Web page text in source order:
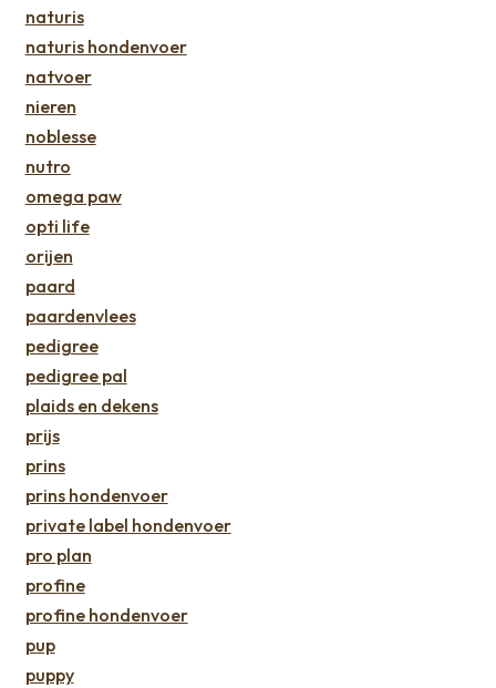
naturis
naturis hondenvoer
natvoer
nieren
noblesse
nutro
omega paw
opti life
orijen
paard
paardenvlees
pedigree
pedigree pal
plaids en dekens
prijs
prins
prins hondenvoer
private label hondenvoer
pro plan
profine
profine hondenvoer
pup
puppy